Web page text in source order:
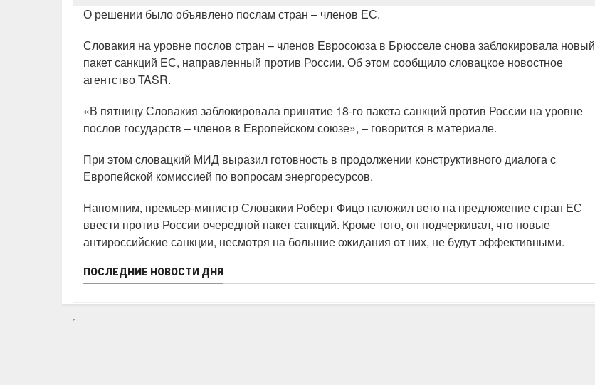
О решении было объявлено послам стран – членов ЕС.
Словакия на уровне послов стран – членов Евросоюза в Брюсселе снова заблокировала новый
пакет санкций ЕС, направленный против России. Об этом сообщило словацкое новостное
агентство TASR.
«В пятницу Словакия заблокировала принятие 18-го пакета санкций против России на уровне
послов государств – членов в Европейском союзе», – говорится в материале.
При этом словацкий МИД выразил готовность в продолжении конструктивного диалога с
Европейской комиссией по вопросам энергоресурсов.
Напомним, премьер-министр Словакии Роберт Фицо наложил вето на предложение стран ЕС
ввести против России очередной пакет санкций. Кроме того, он подчеркивал, что новые
антироссийские санкции, несмотря на большие ожидания от них, не будут эффективными.
ПОСЛЕДНИЕ НОВОСТИ ДНЯ